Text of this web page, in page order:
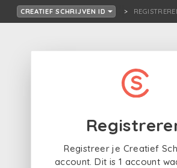
CREATIEF SCHRIJVEN ID
Registreer je Creatief
account. Dit is 1 account